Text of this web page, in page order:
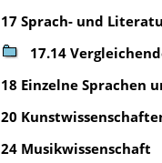
17 Sprach- und
17.14
18 Einzelne Sprachen
20
24 Musikwissenschaft